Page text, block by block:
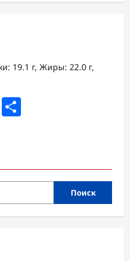
19.1 г, Жиры: 22.0 г,
Telegram
Поиск